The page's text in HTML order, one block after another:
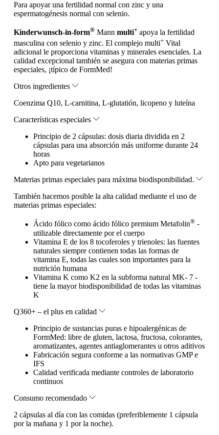
Para apoyar una fertilidad normal con zinc y una
espermatogénesis normal con selenio.
Kinderwunsch-in-form® Mann multi+ apoya la fertilidad
masculina con selenio y zinc. El complejo multi+ Vital
adicional le proporciona vitaminas y minerales esenciales. La
calidad excepcional también se asegura con materias primas
especiales, ¡típico de FormMed!
Otros ingredientes
Coenzima Q10, L-carnitina, L-glutatión, licopeno y luteína
Características especiales
Principio de 2 cápsulas: dosis diaria dividida en 2
cápsulas para una absorción más uniforme durante 24
horas
Apto para vegetarianos
Materias primas especiales para máxima biodisponibilidad.
También hacemos posible la alta calidad mediante el uso de
materias primas especiales:
Ácido fólico como ácido fólico premium Metafolin® -
utilizable directamente por el cuerpo
Vitamina E de los 8 tocoferoles y trienoles: las fuentes
naturales siempre contienen todas las formas de
vitamina E, todas las cuales son importantes para la
nutrición humana
Vitamina K como K2 en la subforma natural MK- 7 -
tiene la mayor biodisponibilidad de todas las vitaminas
K
Q360+ – el plus en calidad
Principio de sustancias puras e hipoalergénicas de
FormMed: libre de gluten, lactosa, fructosa, colorantes,
aromatizantes, agentes antiaglomerantes u otros aditivos
Fabricación segura conforme a las normativas GMP e
IFS
Calidad verificada mediante controles de laboratorio
continuos
Consumo recomendado
2 cápsulas al día con las comidas (preferiblemente 1 cápsula
por la mañana y 1 por la noche).